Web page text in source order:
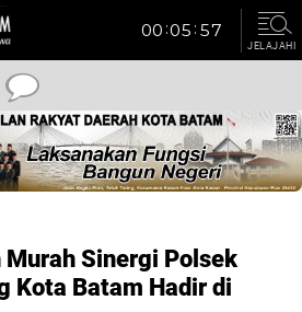
JELAJAHI
Murah Sinergi Polsek
Kota Batam Hadir di